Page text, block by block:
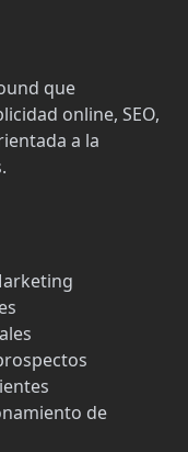
que
online, SEO,
a la
de